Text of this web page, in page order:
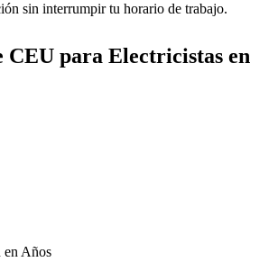
sin interrumpir tu horario de trabajo.
CEU para Electricistas en
en Años